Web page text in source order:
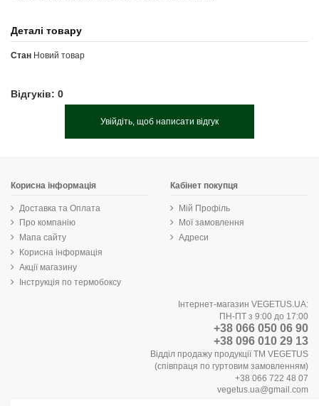
Деталі товару
Стан Новий товар
Відгуків: 0
Увійдіть, щоб написати відгук
Корисна інформація
Доставка та Оплата
Про компанію
Мапа сайту
Корисна інформація
Акції магазину
Інструкція по термобоксу
Кабінет покупця
Мій Профіль
Мої замовлення
Адреси
Інтернет-магазин VEGETUS.UA:
ПН-ПТ з 9:00 до 17:00
+38 066 050 06 90
+38 096 010 29 13
Відділ продажу продукції ТМ VEGETUS
(співпраця по гуртовим замовленням)
+38 066 722 48 07
vegetus.ua@gmail.com